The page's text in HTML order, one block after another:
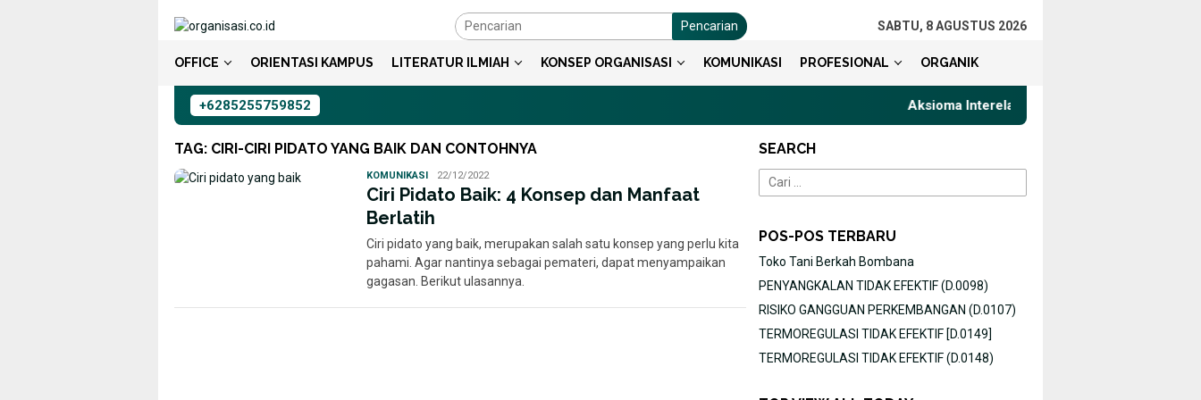
Pencarian SABTU, 8 AGUSTUS 2026
OFFICE ORIENTASI KAMPUS LITERATUR ILMIAH KONSEP ORGANISASI KOMUNIKASI PROFESIONAL ORGANIK
+6285255759852 Aksioma Interelasi, Belajar Privat Gaya
TAG: CIRI-CIRI PIDATO YANG BAIK DAN CONTOHNYA
KOMUNIKASIAyu22/12/2022
Ciri Pidato Baik: 4 Konsep dan Manfaat
Berlatih
Ciri pidato yang baik, merupakan salah satu konsep yang perlu kita
pahami. Agar nantinya sebagai pemateri, dapat menyampaikan
gagasan. Berikut ulasannya.
SEARCH
Cari
untuk:
POS-POS TERBARU
Toko Tani Berkah Bombana
PENYANGKALAN TIDAK EFEKTIF (D.0098)
RISIKO GANGGUAN PERKEMBANGAN (D.0107)
TERMOREGULASI TIDAK EFEKTIF [D.0149]
TERMOREGULASI TIDAK EFEKTIF (D.0148)